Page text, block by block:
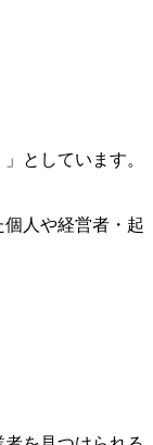
としています。
人や経営者・起